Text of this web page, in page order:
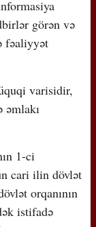
görən və
fəaliyyət
varisidir,
1-ci
cari ilin dövlət
orqanının
istifadə